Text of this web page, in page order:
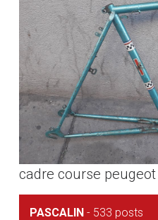
cadre course
PASCALIN- 533 posts